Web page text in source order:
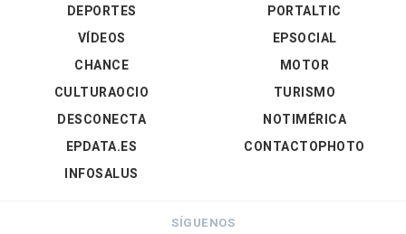
DEPORTES
VÍDEOS
PORTALTIC
EPSOCIAL
CHANCE
CULTURAOCIO
DESCONECTA
EPDATA.ES
INFOSALUS
MOTOR
TURISMO
NOTIMÉRICA
CONTACTOPHOTO
SÍGUENOS